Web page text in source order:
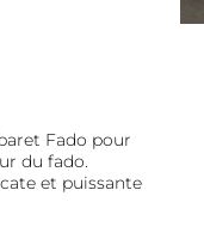
Fado pour
du fado.
et puissante